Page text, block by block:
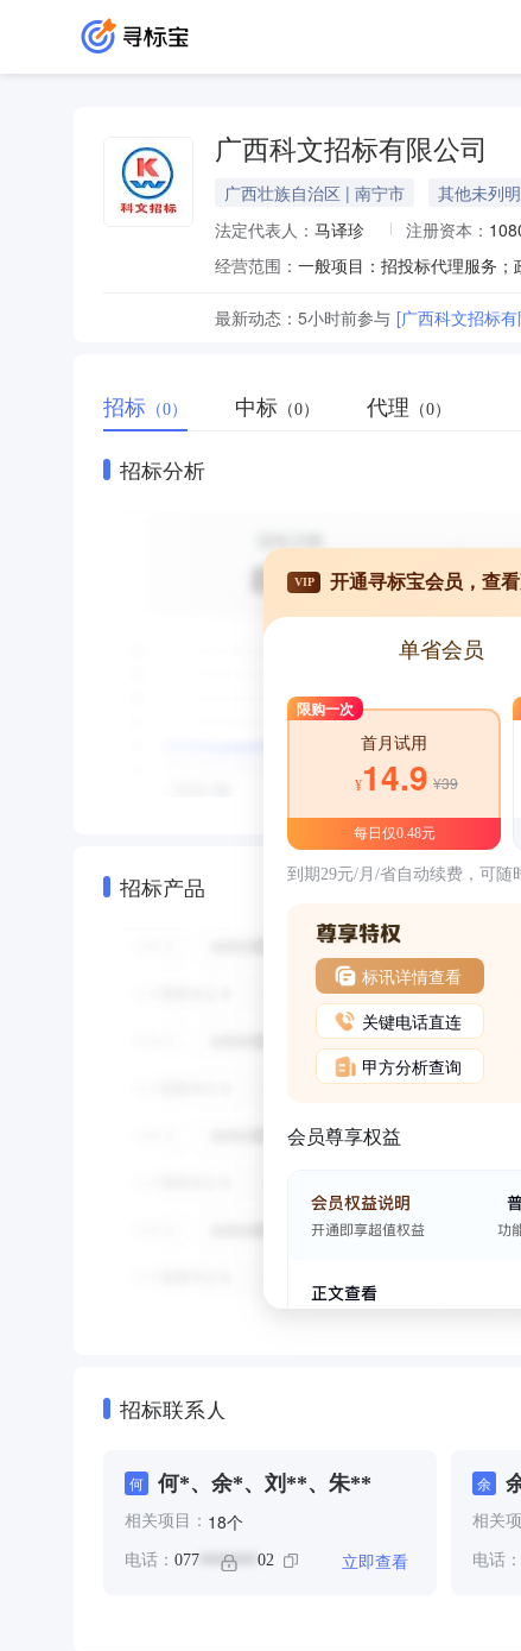
广西科文招标有限公司
广西壮族自治区 | 南宁市 其他未列
法定代表人： 马译珍 注册资本：
经营范围：
最新动态： 5小时前参与 [广西科文招标
招标 （0） 中标 （0） 代理 （0）
招标分析
招标产品
VIP 开通寻标宝会员，查
单省会员
限购一次
首月试用
¥14.9 ¥39
每日仅0.48元
到期29元/月/省自动续费，可随
标讯详情查看
关键电话直连
甲方分析查询
会员尊享权益
招标联系人
何 何*、余*、刘**、朱**
相关项目： 18个
电话： 077 ******* 02 立即查看
余
相关
电话：